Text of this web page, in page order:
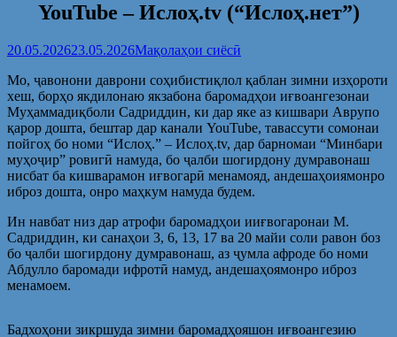
YouTube – Ислоҳ.tv (“Ислоҳ.нет”)
20.05.202623.05.2026Мақолаҳои сиёсӣ
Мо, ҷавонони даврони соҳибистиқлол қаблан зимни изҳороти
хеш, борҳо якдилонаю якзабона баромадҳои иғвоангезонаи
Муҳаммадиқболи Садриддин, ки дар яке аз кишвари Аврупо
қарор дошта, бештар дар канали YouTube, тавассути сомонаи
пойгоҳ бо номи “Ислоҳ.” – Ислоҳ.tv, дар барномаи “Минбари
муҳоҷир” ровигӣ намуда, бо ҷалби шогирдону думравонаш
нисбат ба кишварамон иғвогарӣ менамояд, андешаҳоиямонро
иброз дошта, онро маҳкум намуда будем.
Ин навбат низ дар атрофи баромадҳои ииғвогаронаи М.
Садриддин, ки санаҳои 3, 6, 13, 17 ва 20 майи соли равон боз
бо ҷалби шогирдону думравонаш, аз ҷумла афроде бо номи
Абдулло баромади ифротӣ намуд, андешаҳоямонро иброз
менамоем.
Бадхоҳони зикршуда зимни баромадҳояшон иғвоангезию